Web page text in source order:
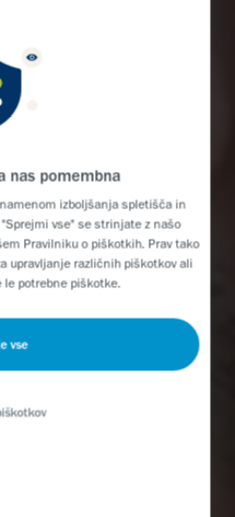
nas pomembna
izboljšanja spletišča in
vse" se strinjate z našo
Pravilniku o piškotkih. Prav tako
upravljanje različnih piškotkov ali
le potrebne piškotke.
vse